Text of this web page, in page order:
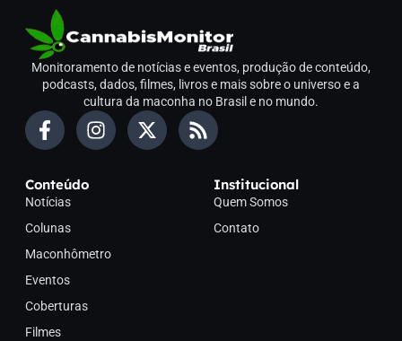
Monitoramento de notícias e eventos, produção de conteúdo,
podcasts, dados, filmes, livros e mais sobre o universo e a
cultura da maconha no Brasil e no mundo.
Conteúdo
Notícias
Colunas
Maconhômetro
Eventos
Coberturas
Filmes
Institucional
Quem Somos
Contato